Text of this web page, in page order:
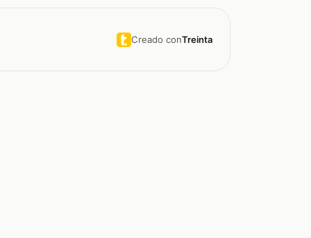
Creado conTreinta